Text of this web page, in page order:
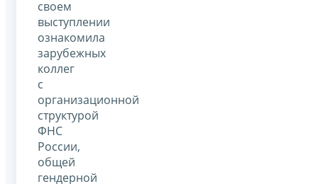
своем
выступлении
ознакомила
зарубежных
коллег
с
организационной
структурой
ФНС
России,
общей
гендерной